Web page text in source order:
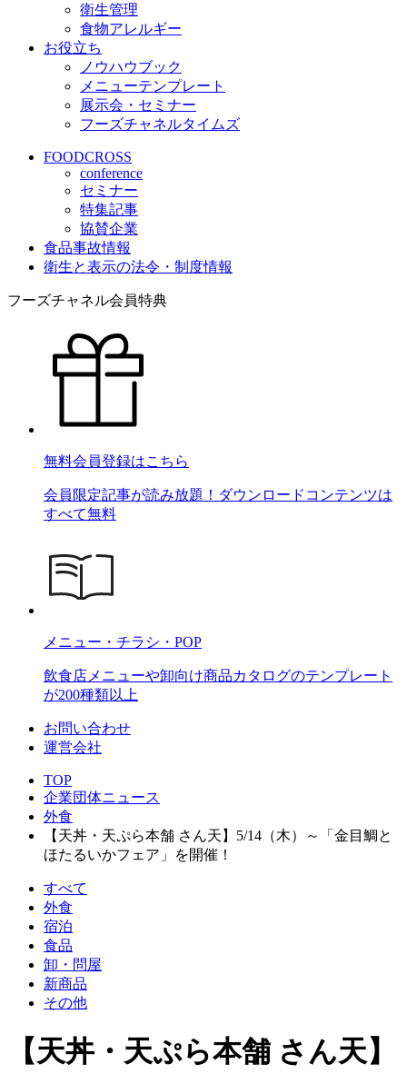
衛生管理
食物アレルギー
お役立ち
ノウハウブック
メニューテンプレート
展示会・セミナー
フーズチャネルタイムズ
FOODCROSS
conference
セミナー
特集記事
協賛企業
食品事故情報
衛生と表示の法令・制度情報
フーズチャネル会員特典
無料会員登録はこちら
会員限定記事が読み放題！ダウンロードコンテンツは
すべて無料
メニュー・チラシ・POP
飲食店メニューや卸向け商品カタログのテンプレート
が200種類以上
お問い合わせ
運営会社
TOP
企業団体ニュース
外食
【天丼・天ぷら本舗 さん天】5/14（木）～「金目鯛と
ほたるいかフェア」を開催！
すべて
外食
宿泊
食品
卸・問屋
新商品
その他
【天丼・天ぷら本舗 さん天】